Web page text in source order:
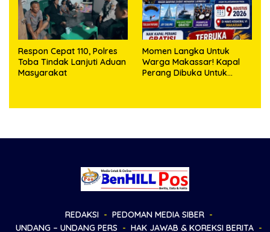
Respon Cepat 110, Polres
Toba Tindak Lanjuti Aduan
Masyarakat
Momen Langka Untuk
Warga Makassar! Kapal
Perang Dibuka Untuk
REDAKSI
PEDOMAN MEDIA SIBER
UNDANG – UNDANG PERS
HAK JAWAB & KOREKSI BERITA